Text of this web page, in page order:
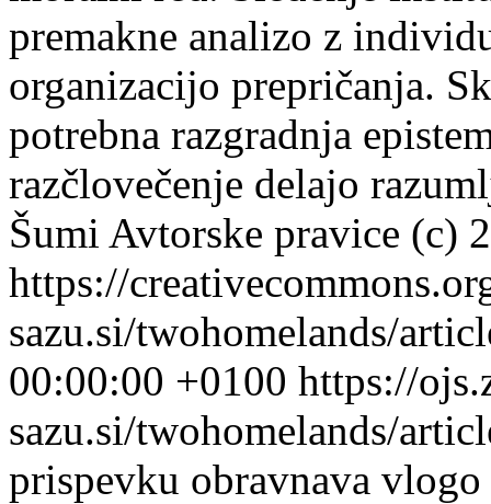
premakne analizo z
organizacijo prepričanja.
potrebna razgradnja
razčlovečenje delajo
Šumi Avtorske pravice (c)
https://
sazu.si/twohomelands/
00:00:00 +0100 https://
sazu.si/twohomelands/
prispevku obravnava